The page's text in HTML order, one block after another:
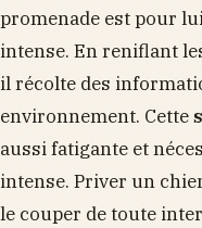
promenade est pour
intense. En reniflant
il récolte des
environnement. Cette
aussi fatigante et
intense. Priver un
le couper de toute